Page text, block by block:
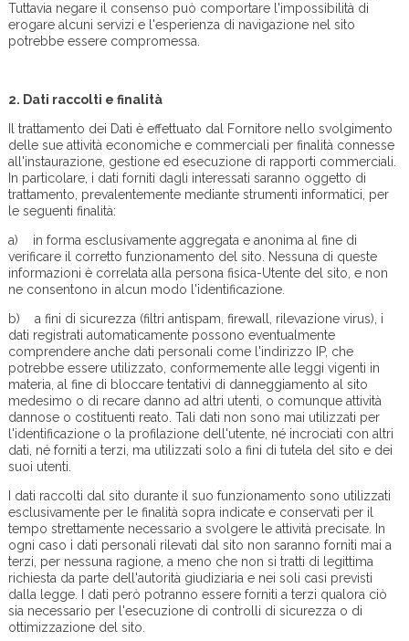
Tuttavia negare il consenso può comportare l'impossibilità di
erogare alcuni servizi e l'esperienza di navigazione nel sito
potrebbe essere compromessa.
2. Dati raccolti e finalità
Il trattamento dei Dati è effettuato dal Fornitore nello svolgimento
delle sue attività economiche e commerciali per finalità connesse
all'instaurazione, gestione ed esecuzione di rapporti commerciali.
In particolare, i dati forniti dagli interessati saranno oggetto di
trattamento, prevalentemente mediante strumenti informatici, per
le seguenti finalità:
a) in forma esclusivamente aggregata e anonima al fine di
verificare il corretto funzionamento del sito. Nessuna di queste
informazioni è correlata alla persona fisica-Utente del sito, e non
ne consentono in alcun modo l'identificazione.
b) a fini di sicurezza (filtri antispam, firewall, rilevazione virus), i
dati registrati automaticamente possono eventualmente
comprendere anche dati personali come l'indirizzo IP, che
potrebbe essere utilizzato, conformemente alle leggi vigenti in
materia, al fine di bloccare tentativi di danneggiamento al sito
medesimo o di recare danno ad altri utenti, o comunque attività
dannose o costituenti reato. Tali dati non sono mai utilizzati per
l'identificazione o la profilazione dell'utente, né incrociati con altri
dati, né forniti a terzi, ma utilizzati solo a fini di tutela del sito e dei
suoi utenti.
I dati raccolti dal sito durante il suo funzionamento sono utilizzati
esclusivamente per le finalità sopra indicate e conservati per il
tempo strettamente necessario a svolgere le attività precisate. In
ogni caso i dati personali rilevati dal sito non saranno forniti mai a
terzi, per nessuna ragione, a meno che non si tratti di legittima
richiesta da parte dell'autorità giudiziaria e nei soli casi previsti
dalla legge. I dati però potranno essere forniti a terzi qualora ciò
sia necessario per l'esecuzione di controlli di sicurezza o di
ottimizzazione del sito.